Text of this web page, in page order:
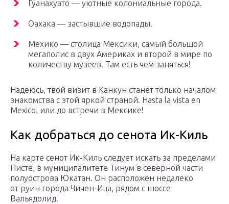
Гуанахуато — уютные колониальные города.
Оахака — застывшие водопады.
Мехико — столица Мексики, самый большой
мегаполис в двух Америках и второй в мире по
количеству музеев. Там есть чем заняться!
Надеюсь, твой визит в Канкун станет только началом
знакомства с этой яркой страной. Hasta la vista en
Mexico, или до встречи в Мексике!
Как добраться до сенота Ик-Киль
На карте сенот Ик-Киль следует искать за пределами
Писте, в муниципалитете Тинум в северной части
полуострова Юкатан. Он расположен недалеко
от руин города Чичен-Ица, рядом с шоссе
Вальядолид.